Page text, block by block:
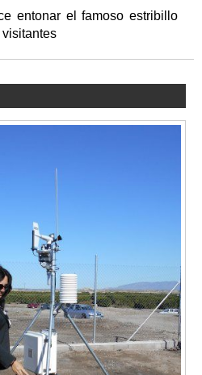
entonar el famoso estribillo